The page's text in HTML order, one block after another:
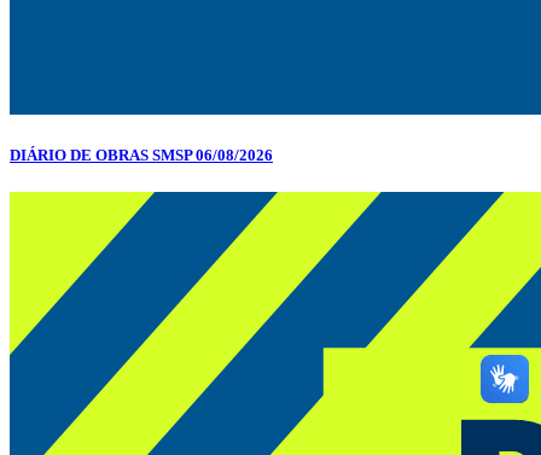
DIÁRIO DE OBRAS SMSP 06/08/2026